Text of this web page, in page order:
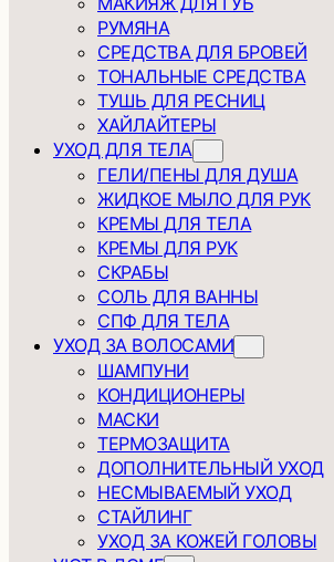
РУМЯНА
СРЕДСТВА ДЛЯ БРОВЕЙ
ТОНАЛЬНЫЕ СРЕДСТВА
ТУШЬ ДЛЯ РЕСНИЦ
ХАЙЛАЙТЕРЫ
УХОД ДЛЯ ТЕЛА
ГЕЛИ/ПЕНЫ ДЛЯ ДУША
ЖИДКОЕ МЫЛО ДЛЯ РУК
КРЕМЫ ДЛЯ ТЕЛА
КРЕМЫ ДЛЯ РУК
СКРАБЫ
СОЛЬ ДЛЯ ВАННЫ
СПФ ДЛЯ ТЕЛА
УХОД ЗА ВОЛОСАМИ
ШАМПУНИ
КОНДИЦИОНЕРЫ
МАСКИ
ТЕРМОЗАЩИТА
ДОПОЛНИТЕЛЬНЫЙ УХОД
НЕСМЫВАЕМЫЙ УХОД
СТАЙЛИНГ
УХОД ЗА КОЖЕЙ ГОЛОВЫ